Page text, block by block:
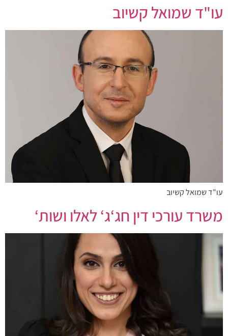
עו"ד שמואל קשיוב
עו"ד שמואל קשיוב
משרד עורכי דין חג‘ג‘ לאלו ושות‘